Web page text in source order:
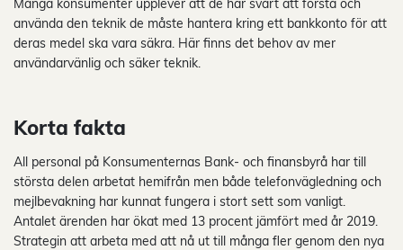
Många konsumenter upplever att de har svårt att förstå och
använda den teknik de måste hantera kring ett bankkonto för att
deras medel ska vara säkra. Här finns det behov av mer
användarvänlig och säker teknik.
Korta fakta
All personal på Konsumenternas Bank- och finansbyrå har till
största delen arbetat hemifrån men både telefonvägledning och
mejlbevakning har kunnat fungera i stort sett som vanligt.
Antalet ärenden har ökat med 13 procent jämfört med år 2019.
Strategin att arbeta med att nå ut till många fler genom den nya